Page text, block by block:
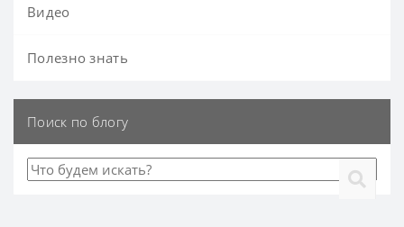
Видео
Полезно знать
Поиск по блогу